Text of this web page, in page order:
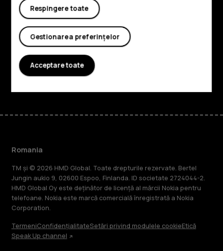
Despre
Planet and people
Asistență
FacebookInstagram
TiktokYoutube
Romania
TM și © 2026 HMD Global. Toate drepturile rezervate. Bertel
Jungin aukio 9, 02600 Espoo, Finlanda. ID societate 2724044-2.
HMD Global Oy este deținător de licență al mărcii Nokia pentru
telefoane. Nokia este marcă comercială înregistrată a Nokia
Corporation.
TermeniConfidențialitateSetări privind modulele cookieEtică
Speak Up channel
Respingere toate
Gestionarea preferințelor
Acceptare toate